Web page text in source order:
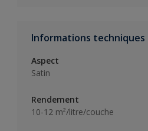
Informations techniques
Aspect
Satin
Rendement
10-12 m²/litre/couche